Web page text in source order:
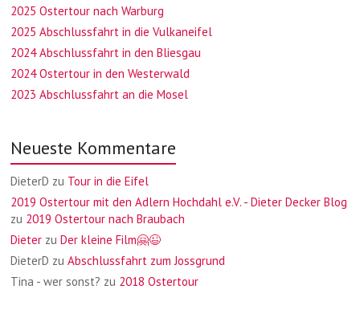
2025 Ostertour nach Warburg
2025 Abschlussfahrt in die Vulkaneifel
2024 Abschlussfahrt in den Bliesgau
2024 Ostertour in den Westerwald
2023 Abschlussfahrt an die Mosel
Neueste Kommentare
DieterD zu Tour in die Eifel
2019 Ostertour mit den Adlern Hochdahl e.V. - Dieter Decker Blog
zu 2019 Ostertour nach Braubach
Dieter zuDer kleine Film🤗😉
DieterD zuAbschlussfahrt zum Jossgrund
Tina - wer sonst? zu 2018 Ostertour